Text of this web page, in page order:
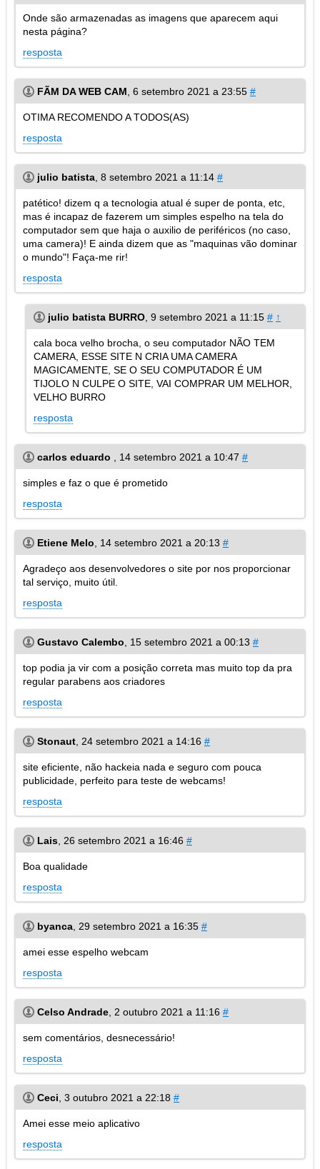
Onde são armazenadas as imagens que aparecem aqui
nesta página?
resposta
FÃM DA WEB CAM 6 setembro 2021 a 23:55 #
OTIMA RECOMENDO A TODOS(AS)
resposta
julio batista 8 setembro 2021 a 11:14 #
patético! dizem q a tecnologia atual é super de ponta, etc,
mas é incapaz de fazerem um simples espelho na tela do
computador sem que haja o auxilio de periféricos (no caso,
uma camera)! E ainda dizem que as "maquinas vão dominar
o mundo"! Faça-me rir!
resposta
julio batista BURRO 9 setembro 2021 a 11:15 # ↑
cala boca velho brocha, o seu computador NÃO TEM
CAMERA, ESSE SITE N CRIA UMA CAMERA
MAGICAMENTE, SE O SEU COMPUTADOR É UM
TIJOLO N CULPE O SITE, VAI COMPRAR UM MELHOR,
VELHO BURRO
resposta
carlos eduardo 14 setembro 2021 a 10:47 #
simples e faz o que é prometido
resposta
Etiene Melo 14 setembro 2021 a 20:13 #
Agradeço aos desenvolvedores o site por nos proporcionar
tal serviço, muito útil.
resposta
Gustavo Calembo 15 setembro 2021 a 00:13 #
top podia ja vir com a posição correta mas muito top da pra
regular parabens aos criadores
resposta
Stonaut 24 setembro 2021 a 14:16 #
site eficiente, não hackeia nada e seguro com pouca
publicidade, perfeito para teste de webcams!
resposta
Lais 26 setembro 2021 a 16:46 #
Boa qualidade
resposta
byanca 29 setembro 2021 a 16:35 #
amei esse espelho webcam
resposta
Celso Andrade 2 outubro 2021 a 11:16 #
sem comentários, desnecessário!
resposta
Ceci 3 outubro 2021 a 22:18 #
Amei esse meio aplicativo
resposta